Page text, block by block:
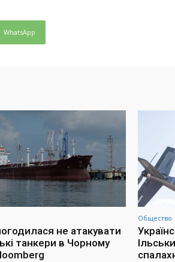
WhatsApp
не атакувати
танкери в Чорному
Общество